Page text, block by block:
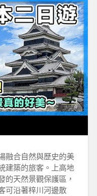
融合自然與歷史的美
建築的旅客。上高地
的天然景觀保護區，
可沿著梓川河邊散